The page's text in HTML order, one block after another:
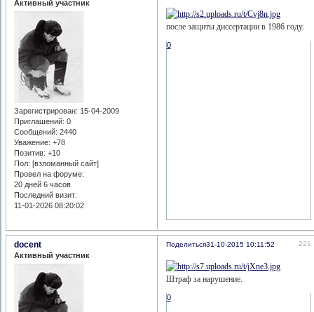
Активный участник
Зарегистрирован: 15-04-2009
Приглашений: 0
Сообщений: 2440
Уважение: +78
Позитив: +10
Пол: [взломанный сайт]
Провел на форуме:
20 дней 6 часов
Последний визит:
11-01-2026 08:20:02
после защиты диссертации в 1986 году.
0
Поделиться 221
31-10-2015 10:11:52
docent
Активный участник
Штраф за нарушение.
0